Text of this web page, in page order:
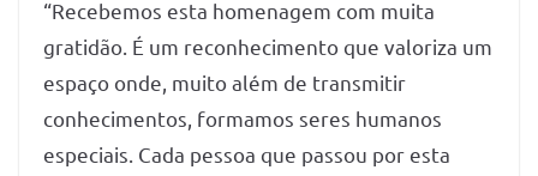
“Recebemos esta homenagem com muita
gratidão. É um reconhecimento que valoriza um
espaço onde, muito além de transmitir
conhecimentos, formamos seres humanos
especiais. Cada pessoa que passou por esta